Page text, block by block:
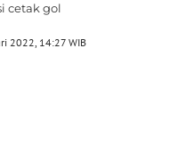
cetak gol
2022, 14:27 WIB